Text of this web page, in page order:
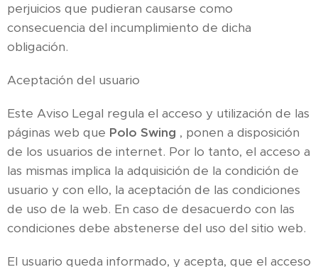
perjuicios que pudieran causarse como
consecuencia del incumplimiento de dicha
obligación.
Aceptación del usuario
Este Aviso Legal regula el acceso y utilización de las
páginas web que Polo Swing , ponen a disposición
de los usuarios de internet. Por lo tanto, el acceso a
las mismas implica la adquisición de la condición de
usuario y con ello, la aceptación de las condiciones
de uso de la web. En caso de desacuerdo con las
condiciones debe abstenerse del uso del sitio web.
El usuario queda informado, y acepta, que el acceso